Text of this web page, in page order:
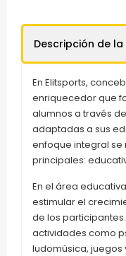
Descripción de
En Elitsports,
enriquecedor que
alumnos a través
adaptadas a sus
enfoque integral se
principales:
En el área
estimular el
de los
actividades como
ludomúsica,